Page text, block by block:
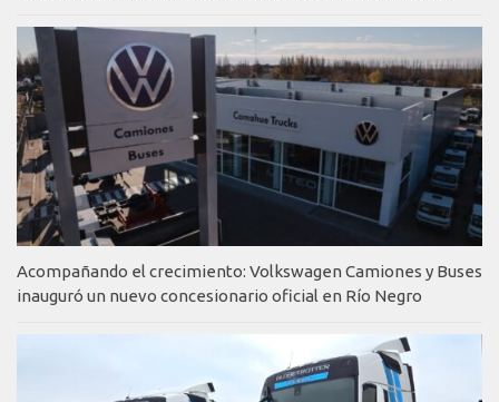
Acompañando el crecimiento: Volkswagen Camiones y Buses
inauguró un nuevo concesionario oficial en Río Negro